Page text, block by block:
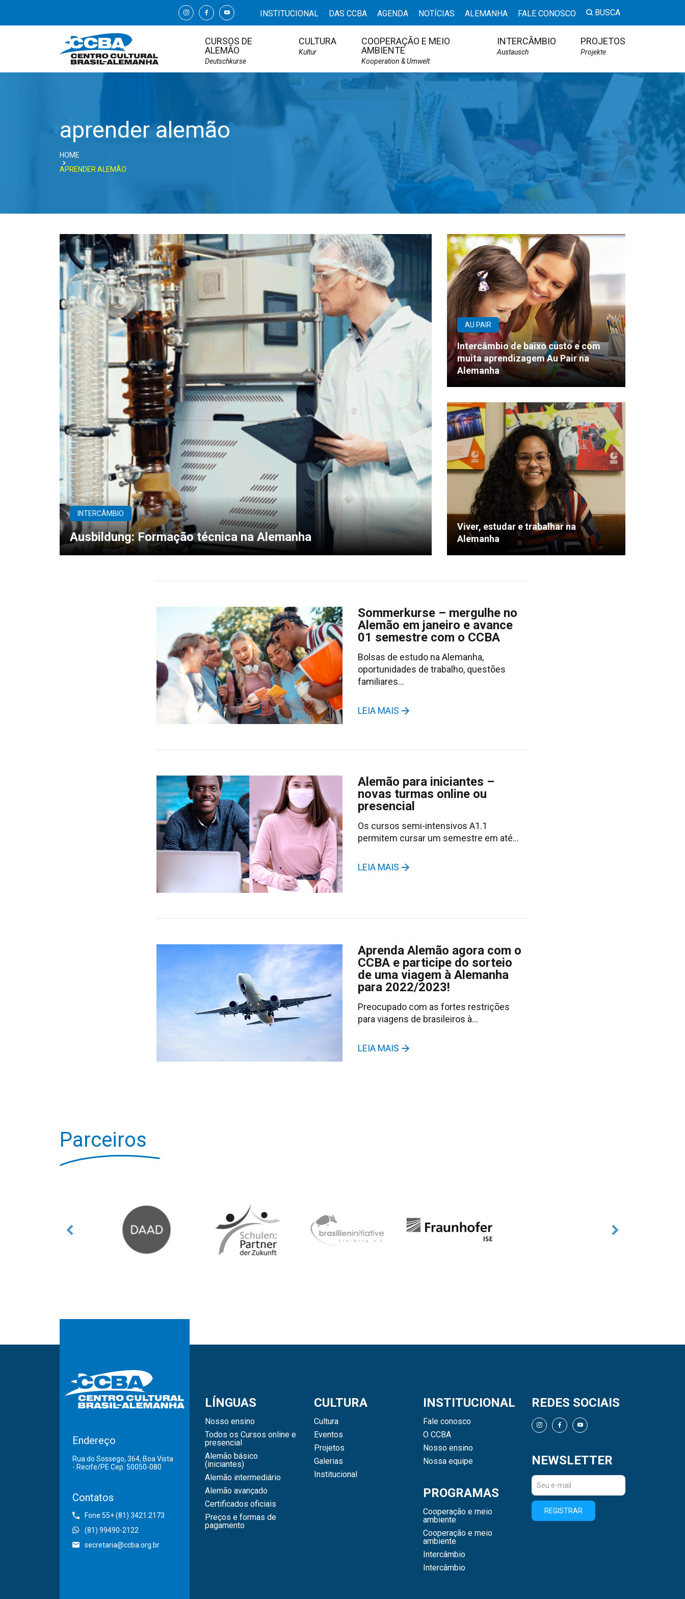
INSTITUCIONAL DAS CCBA AGENDA NOTÍCIAS ALEMANHA FALE CONOSCO BUSCA
CURSOS DE
ALEMÃO
Deutschkurse
CULTURA
Kultur
COOPERAÇÃO E MEIO
AMBIENTE
Kooperation & Umwelt
INTERCÂMBIO
Austausch
PROJETOS
Projekte
aprender alemão
HOME
APRENDER ALEMÃO
INTERCÂMBIO
Ausbildung: Formação técnica na Alemanha
AU PAIR
Intercâmbio de baixo custo e com
muita aprendizagem Au Pair na
Alemanha
Viver, estudar e trabalhar na
Alemanha
Sommerkurse – mergulhe no
Alemão em janeiro e avance
01 semestre com o CCBA
Bolsas de estudo na Alemanha,
oportunidades de trabalho, questões
familiares…
LEIA MAIS
Alemão para iniciantes –
novas turmas online ou
presencial
Os cursos semi-intensivos A1.1
permitem cursar um semestre em até…
LEIA MAIS
Aprenda Alemão agora com o
CCBA e participe do sorteio
de uma viagem à Alemanha
para 2022/2023!
Preocupado com as fortes restrições
para viagens de brasileiros à…
LEIA MAIS
Parceiros
Endereço
Rua do Sossego, 364, Boa Vista
- Recife/PE Cep: 50050-080
Contatos
Fone:55+ (81) 3421.2173
(81) 99490-2122
secretaria@ccba.org.br
LÍNGUAS
Nosso ensino
Todos os Cursos online e
presencial
Alemão básico
(iniciantes)
Alemão intermediário
Alemão avançado
Certificados oficiais
Preços e formas de
pagamento
CULTURA
Cultura
Eventos
Projetos
Galerias
Institucional
INSTITUCIONAL
Fale conosco
O CCBA
Nosso ensino
Nossa equipe
PROGRAMAS
Cooperação e meio
ambiente
Cooperação e meio
ambiente
Intercâmbio
Intercâmbio
REDES SOCIAIS
NEWSLETTER
REGISTRAR